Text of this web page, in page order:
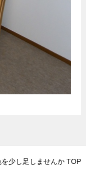
少し足しませんか TOP